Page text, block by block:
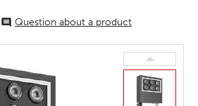
Question about a product